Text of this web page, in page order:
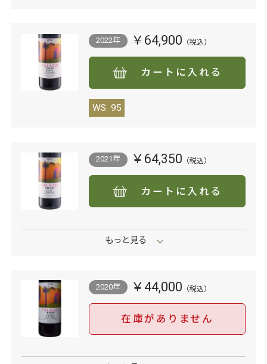
2022年 ￥64,900
カートに入れる
WS 95
2021年 ￥64,350
カートに入れる
2020年 ￥44,000
在庫がありません